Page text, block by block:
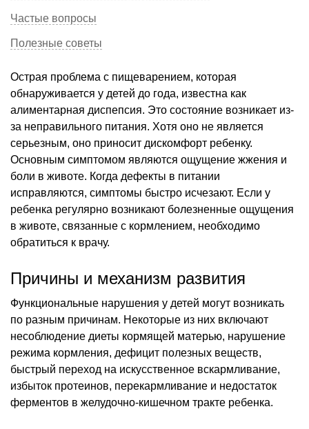
Частые вопросы
Полезные советы
Острая проблема с пищеварением, которая
обнаруживается у детей до года, известна как
алиментарная диспепсия. Это состояние возникает из-
за неправильного питания. Хотя оно не является
серьезным, оно приносит дискомфорт ребенку.
Основным симптомом являются ощущение жжения и
боли в животе. Когда дефекты в питании
исправляются, симптомы быстро исчезают. Если у
ребенка регулярно возникают болезненные ощущения
в животе, связанные с кормлением, необходимо
обратиться к врачу.
Причины и механизм развития
Функциональные нарушения у детей могут возникать
по разным причинам. Некоторые из них включают
несоблюдение диеты кормящей матерью, нарушение
режима кормления, дефицит полезных веществ,
быстрый переход на искусственное вскармливание,
избыток протеинов, перекармливание и недостаток
ферментов в желудочно-кишечном тракте ребенка.